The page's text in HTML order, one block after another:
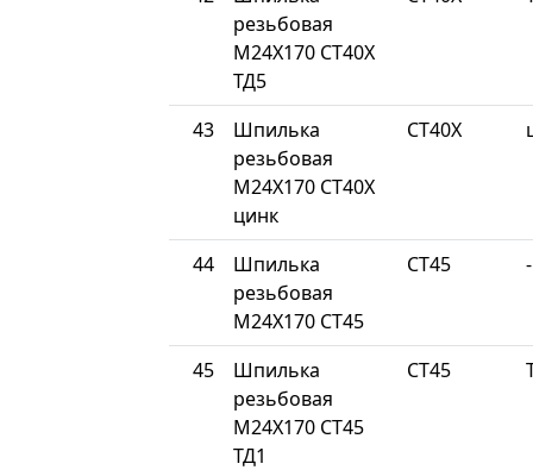
резьбовая
М24Х170 СТ40Х
ТД5
43
Шпилька
резьбовая
М24Х170 СТ40Х
цинк
СТ40Х
44
Шпилька
резьбовая
М24Х170 СТ45
СТ45 -
45
Шпилька
резьбовая
М24Х170 СТ45
ТД1
СТ45